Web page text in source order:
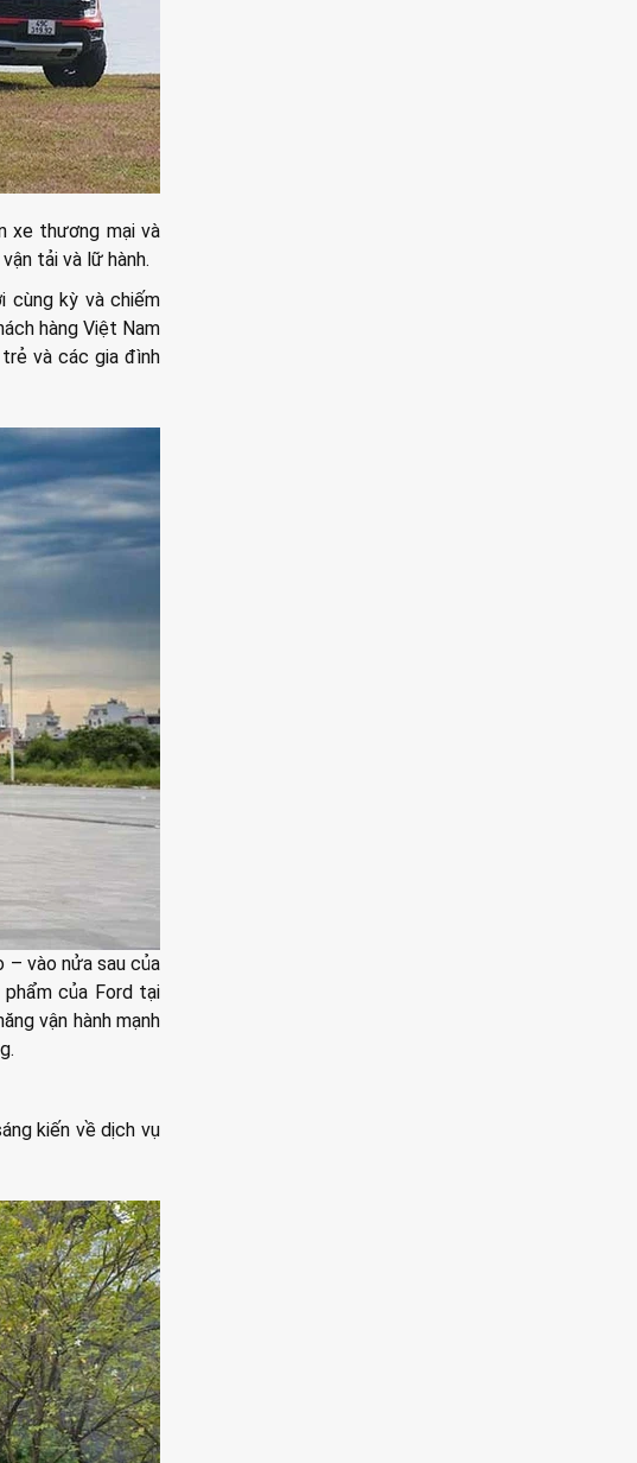
xe thương mại và
tải và lữ hành.
cùng kỳ và chiếm
hàng Việt Nam
trẻ và các gia đình
– vào nửa sau của
của Ford tại
vận hành mạnh
kiến về dịch vụ